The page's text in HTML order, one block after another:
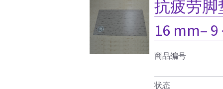
抗疲劳脚
16 mm–
商品编号
状态